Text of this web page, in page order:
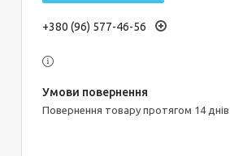
+380 (96) 577-46-56
повернення товару протягом 14 днів